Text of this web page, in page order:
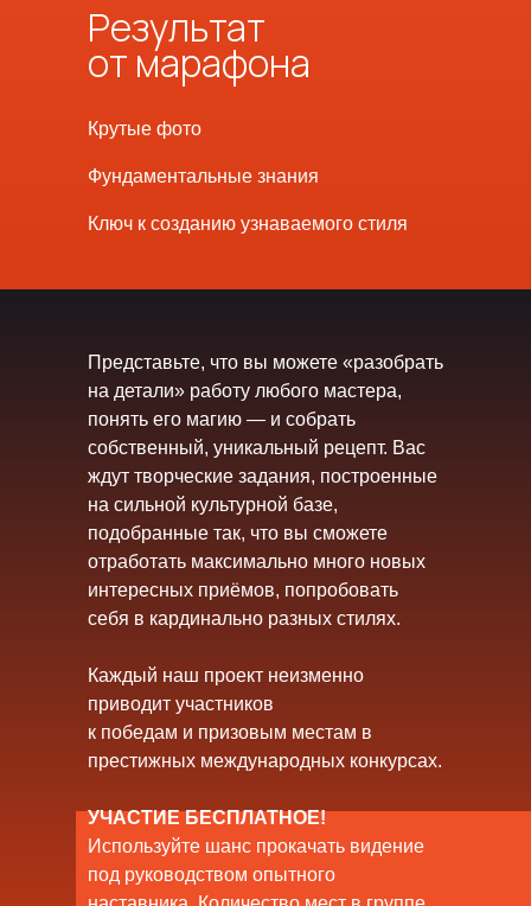
Результат
от марафона
Крутые фото
Фундаментальные знания
Ключ к созданию узнаваемого стиля
Представьте, что вы можете «разобрать
на детали» работу любого мастера,
понять его магию — и собрать
собственный, уникальный рецепт. Вас
ждут творческие задания, построенные
на сильной культурной базе,
подобранные так, что вы сможете
отработать максимально много новых
интересных приёмов, попробовать
себя в кардинально разных стилях.
Каждый наш проект неизменно
приводит участников
к победам и призовым местам в
престижных международных конкурсах.
УЧАСТИЕ БЕСПЛАТНОЕ!
Используйте шанс прокачать видение
под руководством опытного